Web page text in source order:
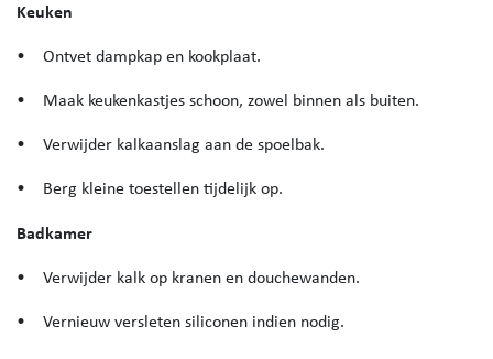
Keuken
• Ontvet dampkap en kookplaat.
• Maak keukenkastjes schoon, zowel binnen als buiten.
• Verwijder kalkaanslag aan de spoelbak.
• Berg kleine toestellen tijdelijk op.
Badkamer
• Verwijder kalk op kranen en douchewanden.
• Vernieuw versleten siliconen indien nodig.